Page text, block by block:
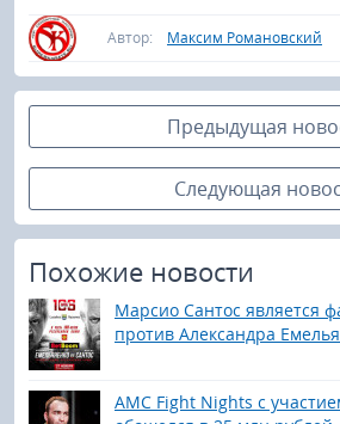
Автор: Максим Романовский
Предыдущая
Следующая
Похожие новости
Марсио Сантос является
против Александра
AMC Fight Nights с